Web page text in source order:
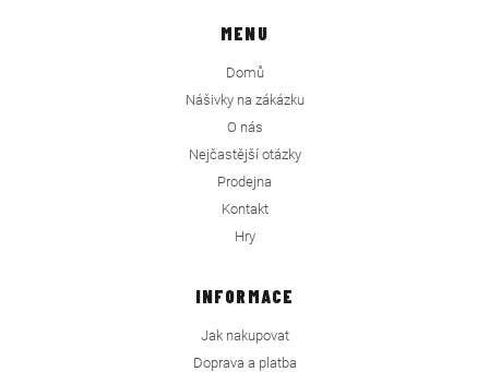
MENU
Domů
Nášivky na zákázku
O nás
Nejčastější otázky
Prodejna
Kontakt
Hry
INFORMACE
Jak nakupovat
Doprava a platba